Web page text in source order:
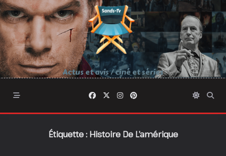
Skip
to
content
Actus et avis / ciné et séries
Étiquette : Histoire De L’amérique